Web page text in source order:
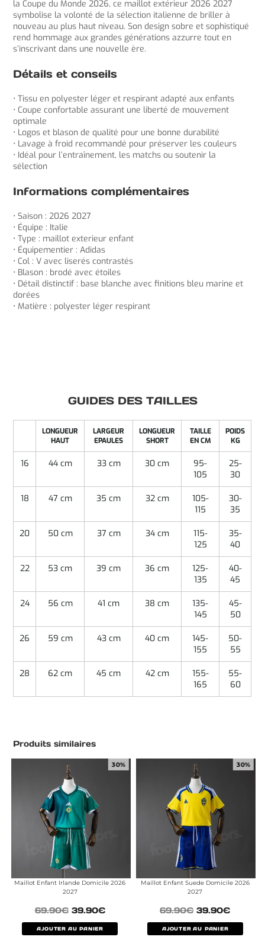
la Coupe du Monde 2026, ce maillot extérieur 2026 2027
symbolise la volonté de la sélection italienne de briller à
nouveau au plus haut niveau. Son design sobre et sophistiqué
rend hommage aux grandes générations azzurre tout en
s’inscrivant dans une nouvelle ère.
Détails et conseils
• Tissu en polyester léger et respirant adapté aux enfants
• Coupe confortable assurant une liberté de mouvement
optimale
• Logos et blason de qualité pour une bonne durabilité
• Lavage à froid recommandé pour préserver les couleurs
• Idéal pour l’entraînement, les matchs ou soutenir la
sélection
Informations complémentaires
• Saison : 2026 2027
• Équipe : Italie
• Type : maillot exterieur enfant
• Équipementier : Adidas
• Col : V avec liserés contrastés
• Blason : brodé avec étoiles
• Détail distinctif : base blanche avec finitions bleu marine et
dorées
• Matière : polyester léger respirant
GUIDES DES TAILLES
LONGUEUR
HAUT
LARGEUR
EPAULES
LONGUEUR
SHORT
TAILLE
EN CM
POIDS
KG
16 44 cm 33 cm 30 cm
95-
105
25-
30
18 47 cm 35 cm 32 cm
105-
115
30-
35
20 50 cm 37 cm 34 cm
115-
125
35-
40
22 53 cm 39 cm 36 cm
125-
135
40-
45
24 56 cm 41 cm 38 cm
135-
145
45-
50
26 59 cm 43 cm 40 cm
145-
155
50-
55
28 62 cm 45 cm 42 cm
155-
165
55-
60
Produits similaires
30%
Maillot Enfant Irlande Domicile 2026
2027
69.90€ 39.90€
AJOUTER AU PANIER
30%
Maillot Enfant Suede Domicile 2026
2027
69.90€ 39.90€
AJOUTER AU PANIER